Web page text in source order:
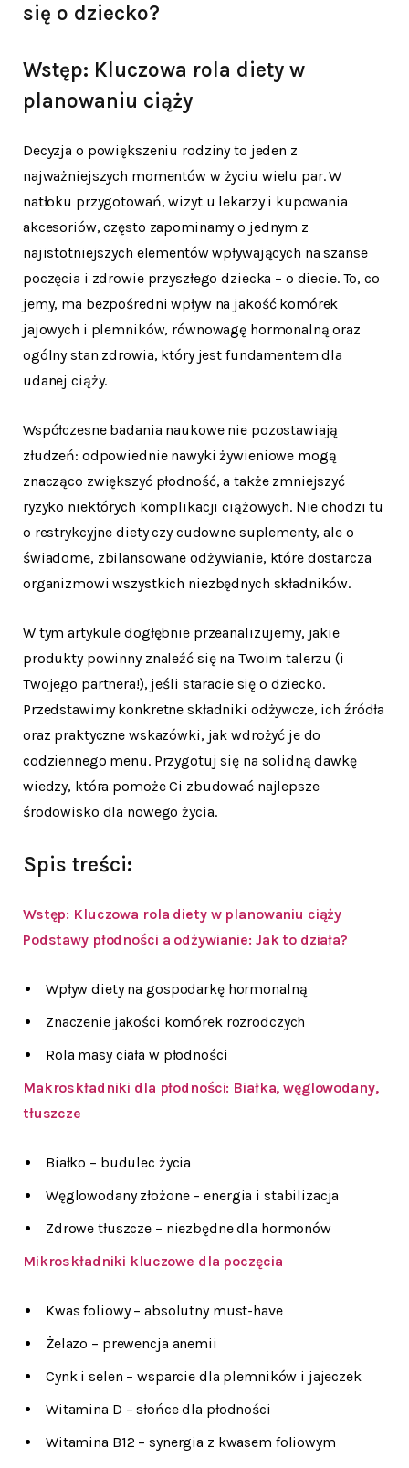
się o dziecko?
Wstęp: Kluczowa rola diety w
planowaniu ciąży
Decyzja o powiększeniu rodziny to jeden z
najważniejszych momentów w życiu wielu par. W
natłoku przygotowań, wizyt u lekarzy i kupowania
akcesoriów, często zapominamy o jednym z
najistotniejszych elementów wpływających na szanse
poczęcia i zdrowie przyszłego dziecka – o diecie. To, co
jemy, ma bezpośredni wpływ na jakość komórek
jajowych i plemników, równowagę hormonalną oraz
ogólny stan zdrowia, który jest fundamentem dla
udanej ciąży.
Współczesne badania naukowe nie pozostawiają
złudzeń: odpowiednie nawyki żywieniowe mogą
znacząco zwiększyć płodność, a także zmniejszyć
ryzyko niektórych komplikacji ciążowych. Nie chodzi tu
o restrykcyjne diety czy cudowne suplementy, ale o
świadome, zbilansowane odżywianie, które dostarcza
organizmowi wszystkich niezbędnych składników.
W tym artykule dogłębnie przeanalizujemy, jakie
produkty powinny znaleźć się na Twoim talerzu (i
Twojego partnera!), jeśli staracie się o dziecko.
Przedstawimy konkretne składniki odżywcze, ich źródła
oraz praktyczne wskazówki, jak wdrożyć je do
codziennego menu. Przygotuj się na solidną dawkę
wiedzy, która pomoże Ci zbudować najlepsze
środowisko dla nowego życia.
Spis treści:
Wstęp: Kluczowa rola diety w planowaniu ciąży
Podstawy płodności a odżywianie: Jak to działa?
Wpływ diety na gospodarkę hormonalną
Znaczenie jakości komórek rozrodczych
Rola masy ciała w płodności
Makroskładniki dla płodności: Białka, węglowodany,
tłuszcze
Białko – budulec życia
Węglowodany złożone – energia i stabilizacja
Zdrowe tłuszcze – niezbędne dla hormonów
Mikroskładniki kluczowe dla poczęcia
Kwas foliowy – absolutny must-have
Żelazo – prewencja anemii
Cynk i selen – wsparcie dla plemników i jajeczek
Witamina D – słońce dla płodności
Witamina B12 – synergia z kwasem foliowym